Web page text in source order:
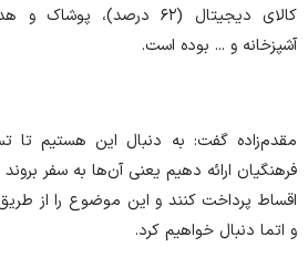
کالای دیجیتال (۶۲ درصد)،
آشپزخانه و ... بوده است.
مقدم‌زاده گفت: به دنبال این هستیم تا
فرهنگیان ارائه دهیم یعنی آن‌ها به سفر
اقساط پرداخت کنند و این موضوع را از
و اتما دنبال خواهیم کرد.